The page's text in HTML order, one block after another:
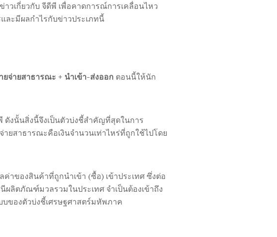
าวเกี่ยวกับ จีดีพี เพื่อคาดการณ์การเคลื่อนไหว
ละมีผลกำไรกับข่าวประเภทนี้
จ่ายสาธารณะ + นำเข้า-ส่งออก ตอนนี้ให้นัก
งนั้นสิ่งนี้จึงเป็นตัวบ่งชี้สำคัญที่สุดในการ
ายสาธารณะคือเงินจำนวนเท่าไหร่ที่ถูกใช้ไปโดย
ค่าของสินค้าที่ถูกนำเข้า (ซื้อ) เข้าประเทศ ซึ่งต่อ
ลิตภัณฑ์มวลรวมในประเทศ จำเป็นต้องเข้าถึง
ของตัวบ่งชี้เศรษฐศาสตร์มหัพภาค